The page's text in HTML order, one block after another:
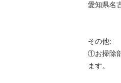
愛知県名
その他:
①お掃除
ます。